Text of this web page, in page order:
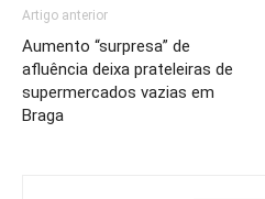
Artigo anterior
Aumento “surpresa” de
afluência deixa prateleiras de
supermercados vazias em
Braga